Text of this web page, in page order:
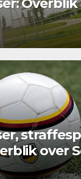
– Group
over
2, runde